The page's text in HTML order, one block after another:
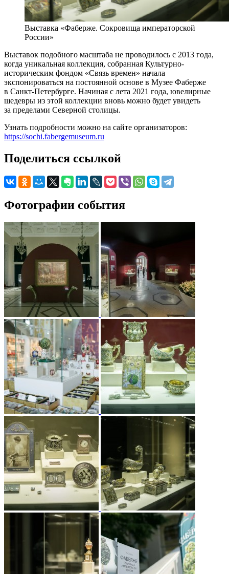
Выставка «Фаберже. Сокровища императорской
России»
Выставок подобного масштаба не проводилось с 2013 года,
когда уникальная коллекция, собранная Культурно-
историческим фондом «Связь времен» начала
экспонироваться на постоянной основе в Музее Фаберже
в Санкт-Петербурге. Начиная с лета 2021 года, ювелирные
шедевры из этой коллекции вновь можно будет увидеть
за пределами Северной столицы.
Узнать подробности можно на сайте организаторов:
https://sochi.fabergemuseum.ru
Поделиться ссылкой
Фотографии события